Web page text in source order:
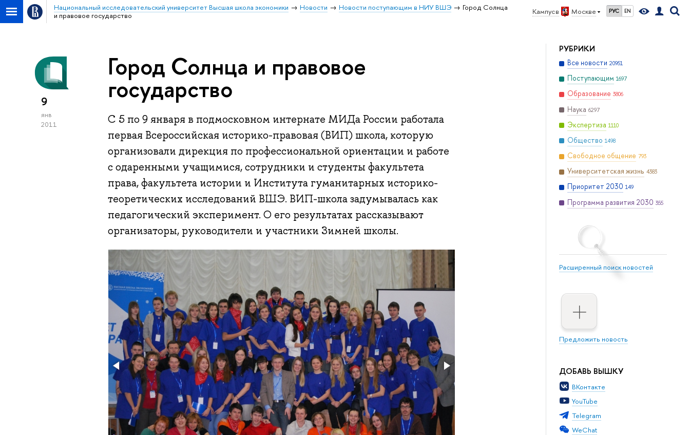
Кампус в Москве РУС EN
Национальный исследовательский университет Высшая школа экономики Новости Новости поступающим в НИУ ВШЭ
Город Солнца
и правовое государство
РУБРИКИ
Все новости 20951
Поступающим 1697
Образование 3806
Наука 6297
Экспертиза 1110
Общество 1498
Свободное общение 793
Университетская жизнь 4383
Приоритет 2030 149
Программа развития 2030 355
Расширенный поиск новостей
Предложить новость
ДОБАВЬ ВЫШКУ
ВКонтакте
YouTube
Telegram
WeChat
9
янв
2011
Город Солнца и правовое
государство
С 5 по 9 января в подмосковном интернате МИДа России работала
первая Всероссийская историко-правовая (ВИП) школа, которую
организовали дирекция по профессиональной ориентации и работе
с одаренными учащимися, сотрудники и студенты факультета
права, факультета истории и Института гуманитарных историко-
теоретических исследований ВШЭ. ВИП-школа задумывалась как
педагогический эксперимент. О его результатах рассказывают
организаторы, руководители и участники Зимней школы.